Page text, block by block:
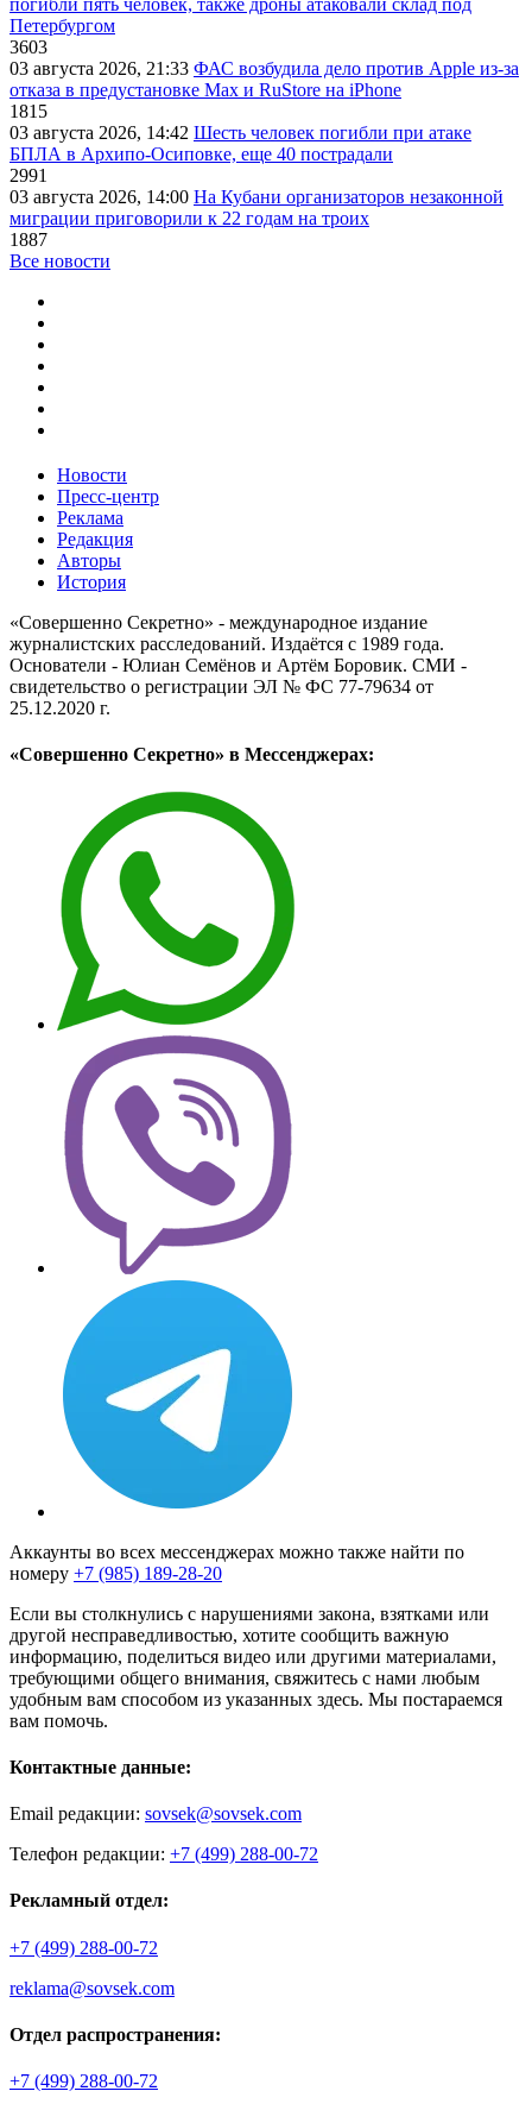
погибли пять человек, также дроны атаковали склад под
Петербургом
3603
03 августа 2026, 21:33 ФАС возбудила дело против Apple из-за
отказа в предустановке Max и RuStore на iPhone
1815
03 августа 2026, 14:42 Шесть человек погибли при атаке
БПЛА в Архипо-Осиповке, еще 40 пострадали
2991
03 августа 2026, 14:00 На Кубани организаторов незаконной
миграции приговорили к 22 годам на троих
1887
Все новости
Новости
Пресс-центр
Реклама
Редакция
Авторы
История
«Совершенно Секретно» - международное издание
журналистских расследований. Издаётся с 1989 года.
Основатели - Юлиан Семёнов и Артём Боровик. CМИ -
свидетельство о регистрации ЭЛ № ФС 77-79634 от
25.12.2020 г.
«Совершенно Секретно» в Мессенджерах:
Аккаунты во всех мессенджерах можно также найти по
номеру +7 (985) 189-28-20
Если вы столкнулись с нарушениями закона, взятками или
другой несправедливостью, хотите сообщить важную
информацию, поделиться видео или другими материалами,
требующими общего внимания, свяжитесь с нами любым
удобным вам способом из указанных здесь. Мы постараемся
вам помочь.
Контактные данные:
Email редакции: sovsek@sovsek.com
Телефон редакции: +7 (499) 288-00-72
Рекламный отдел:
+7 (499) 288-00-72
reklama@sovsek.com
Отдел распространения:
+7 (499) 288-00-72